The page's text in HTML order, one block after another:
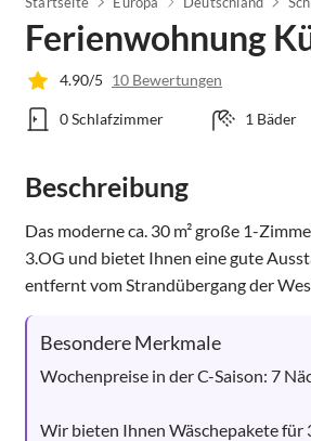
Ferienwohnung
4.90/5 10 Bewertungen
0 Schlafzimmer 1 Bäder
Beschreibung
Das moderne ca. 30 m² große 1-
3.OG und bietet Ihnen eine gute
entfernt vom Strandübergang der
Besondere Merkmale
Wochenpreise in der C-Saison: 7
Wir bieten Ihnen Wäschepakete für